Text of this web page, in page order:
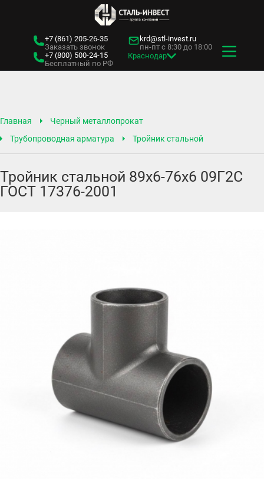
+7 (861) 205-26-35
Заказать звонок
+7 (800) 500-24-15
Бесплатный по РФ
krd@stl-invest.ru
пн-пт с 8:30 до 18:00
Краснодар
Главная
Черный металлопрокат
Трубопроводная арматура
Тройник стальной
Тройник стальной 89х6-76х6 09Г2С
ГОСТ 17376-2001